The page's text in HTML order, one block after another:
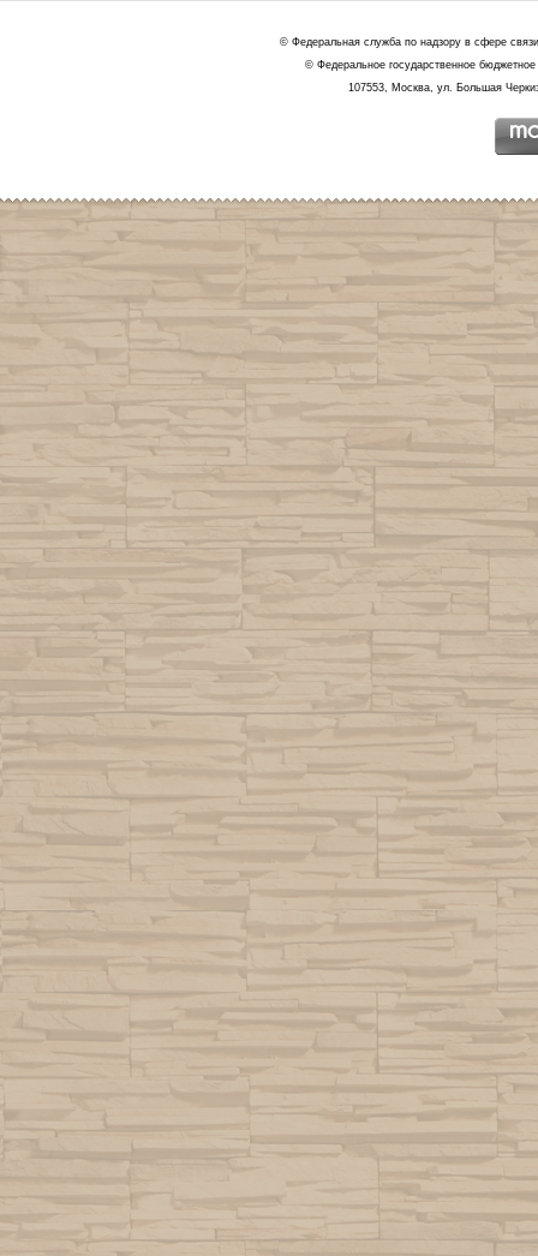
© Федеральная служба по надзору в сфере
© Федеральное государственное
107553, Москва, ул. Большая